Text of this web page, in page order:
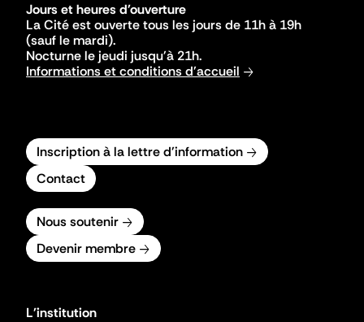
Jours et heures d'ouverture
La Cité est ouverte tous les jours de 11h à 19h
(sauf le mardi).
Nocturne le jeudi jusqu'à 21h.
Informations et conditions d'accueil
Inscription à la lettre d'information
Contact
Nous soutenir
Devenir membre
L'institution